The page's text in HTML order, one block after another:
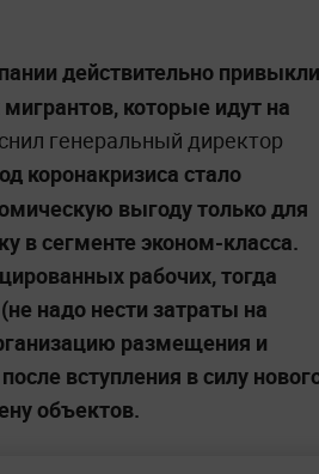
действительно привыкли
которые идут на
генеральный директор
коронакризиса стало
выгоду только для
в сегменте эконом-класса.
рабочих, тогда
надо нести затраты на
размещения и
вступления в силу
объектов.